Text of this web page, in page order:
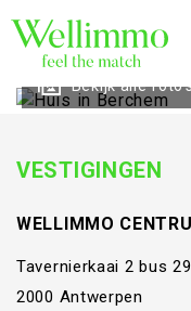
Bekijk alle
VESTIGINGEN
WELLIMMO
Tavernierkaai 2 bus 29
2000 Antwerpen